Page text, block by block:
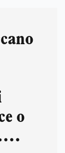
o